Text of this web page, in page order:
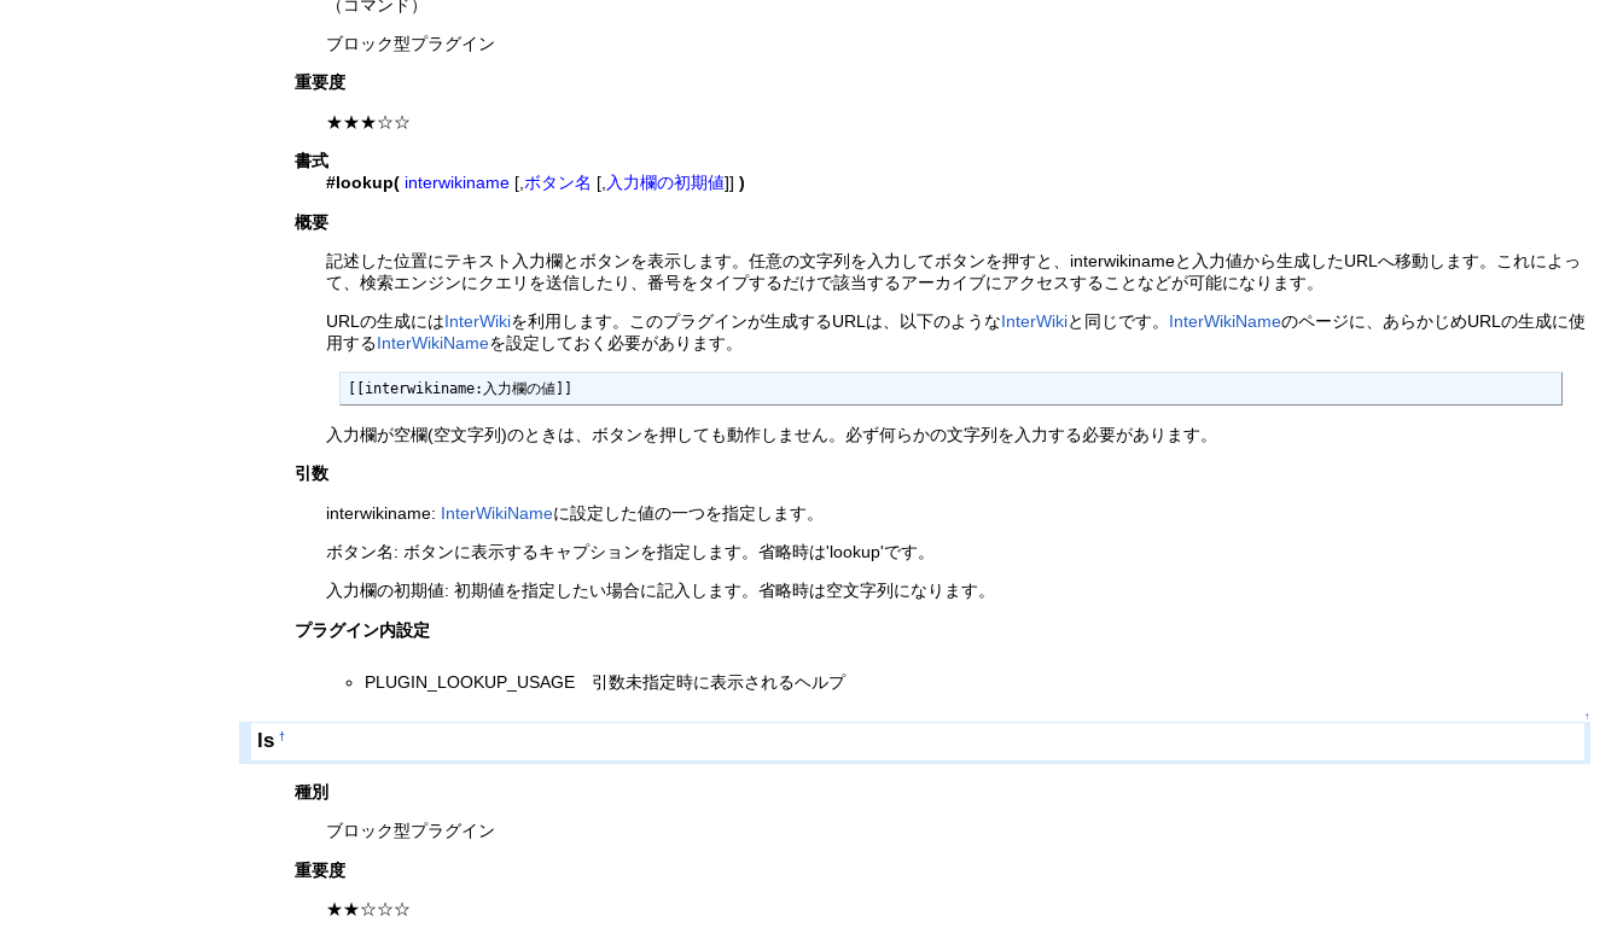
（コマンド）
ブロック型プラグイン
重要度
★★★☆☆
書式
#lookup( interwikiname[,ボタン名 [,入力欄の初期値]] )
概要
記述した位置にテキスト入力欄とボタンを表示します。任意の文字列を入力してボタンを押すと、interwikinameと入力値から生成したURLへ移動します。これによっ
て、検索エンジンにクエリを送信したり、番号をタイプするだけで該当するアーカイブにアクセスすることなどが可能になります。
URLの生成にはInterWikiを利用します。このプラグインが生成するURLは、以下のようなInterWikiと同じです。 InterWikiNameのページに、あらかじめURLの生成に使
用するInterWikiNameを設定しておく必要があります。
[[interwikiname:入力欄の値]]
入力欄が空欄(空文字列)のときは、ボタンを押しても動作しません。必ず何らかの文字列を入力する必要があります。
引数
interwikiname: InterWikiNameに設定した値の一つを指定します。
ボタン名: ボタンに表示するキャプションを指定します。省略時は'lookup'です。
入力欄の初期値: 初期値を指定したい場合に記入します。省略時は空文字列になります。
プラグイン内設定
PLUGIN_LOOKUP_USAGE 引数未指定時に表示されるヘルプ
↑
ls †
種別
ブロック型プラグイン
重要度
★★☆☆☆